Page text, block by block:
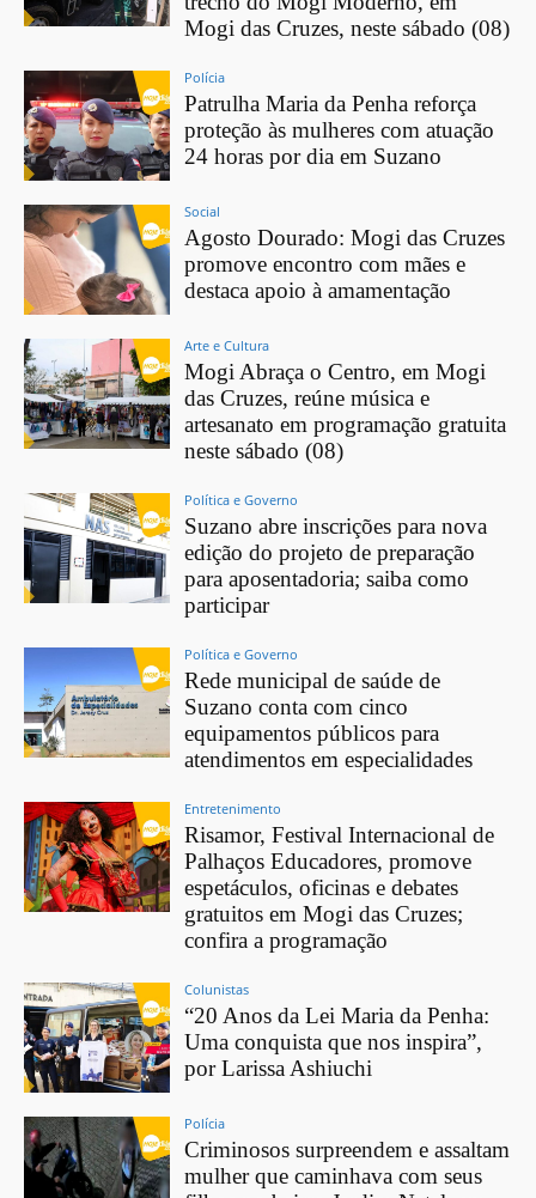
Mogi das Cruzes, neste sábado (08)
Polícia
Patrulha Maria da Penha reforça
proteção às mulheres com atuação
24 horas por dia em Suzano
Social
Agosto Dourado: Mogi das Cruzes
promove encontro com mães e
destaca apoio à amamentação
Arte e Cultura
Mogi Abraça o Centro, em Mogi
das Cruzes, reúne música e
artesanato em programação gratuita
neste sábado (08)
Política e Governo
Suzano abre inscrições para nova
edição do projeto de preparação
para aposentadoria; saiba como
participar
Política e Governo
Rede municipal de saúde de
Suzano conta com cinco
equipamentos públicos para
atendimentos em especialidades
Entretenimento
Risamor, Festival Internacional de
Palhaços Educadores, promove
espetáculos, oficinas e debates
gratuitos em Mogi das Cruzes;
confira a programação
Colunistas
“20 Anos da Lei Maria da Penha:
Uma conquista que nos inspira”,
por Larissa Ashiuchi
Polícia
Criminosos surpreendem e assaltam
mulher que caminhava com seus